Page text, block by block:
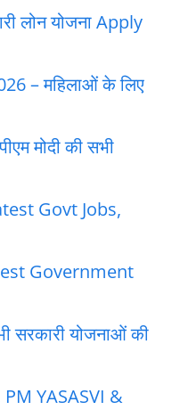
लोन योजना Apply
– महिलाओं के लिए
मोदी की सभी
Govt Jobs,
Government
सरकारी योजनाओं की
YASASVI &